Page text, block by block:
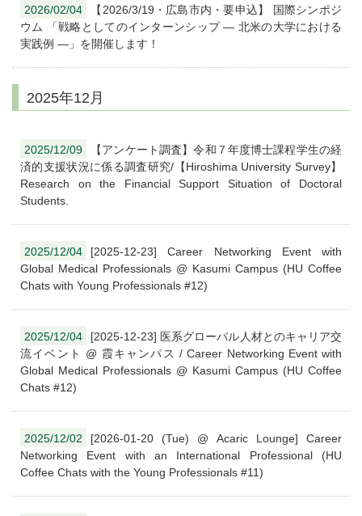
2026/02/04
【2026/3/19・広島市内・要申込】 国際シンポジ
ウム 「戦略としてのインターンシップ ― 北米の大学における
実践例 ―」を開催します！
2025年12月
2025/12/09
【アンケート調査】令和７年度博士課程学生の経
済的支援状況に係る調査研究/【Hiroshima University Survey】
Research on the Financial Support Situation of Doctoral
Students.
2025/12/04
[2025-12-23] Career Networking Event with
Global Medical Professionals @ Kasumi Campus (HU Coffee
Chats with Young Professionals #12)
2025/12/04
[2025-12-23] 医系グローバル人材とのキャリア交
流イベント @ 霞キャンパス / Career Networking Event with
Global Medical Professionals @ Kasumi Campus (HU Coffee
Chats #12)
2025/12/02
[2026-01-20 (Tue) @ Acaric Lounge] Career
Networking Event with an International Professional (HU
Coffee Chats with the Young Professionals #11)